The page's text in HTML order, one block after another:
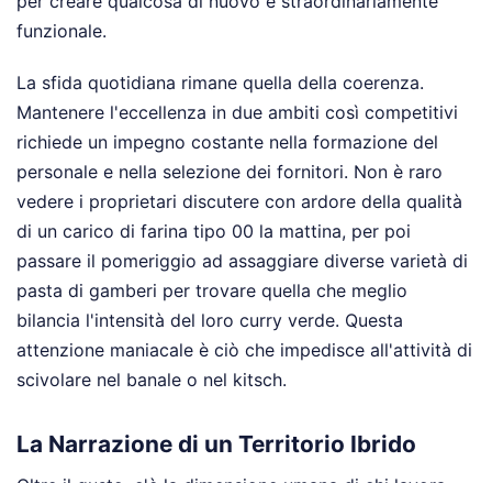
funzionale.
La sfida quotidiana rimane quella della coerenza.
Mantenere l'eccellenza in due ambiti così competitivi
richiede un impegno costante nella formazione del
personale e nella selezione dei fornitori. Non è raro
vedere i proprietari discutere con ardore della qualità
di un carico di farina tipo 00 la mattina, per poi
passare il pomeriggio ad assaggiare diverse varietà di
pasta di gamberi per trovare quella che meglio
bilancia l'intensità del loro curry verde. Questa
attenzione maniacale è ciò che impedisce all'attività di
scivolare nel banale o nel kitsch.
La Narrazione di un Territorio Ibrido